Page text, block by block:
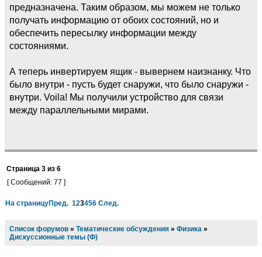
предназначена. Таким образом, мы можем не только
получать информацию от обоих состояний, но и
обеспечить пересылку информации между
состояниями.
А теперь инвертируем ящик - вывернем наизнанку. Что
было внутри - пусть будет снаружи, что было снаружи -
внутри. Voila! Мы получили устройство для связи
между параллельными мирами.
Страница 3 из 6
[ Сообщений: 77 ]
На страницуПред. 123456 След.
Список форумов » Тематические обсуждения » Физика »
Дискуссионные темы (Ф)